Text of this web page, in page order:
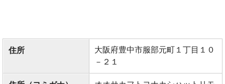
住所
大阪府豊中市服部元町１丁目１０
－２１